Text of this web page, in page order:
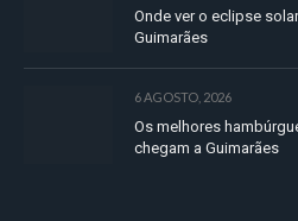
Onde ver o eclipse
Guimarães
6 AGOSTO, 2026
Os melhores
chegam a Guimarães